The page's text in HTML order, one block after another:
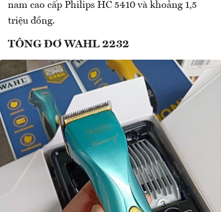
nam cao cấp Philips HC 5410 và khoảng 1,5
triệu đồng.
TÔNG ĐƠ WAHL 2232